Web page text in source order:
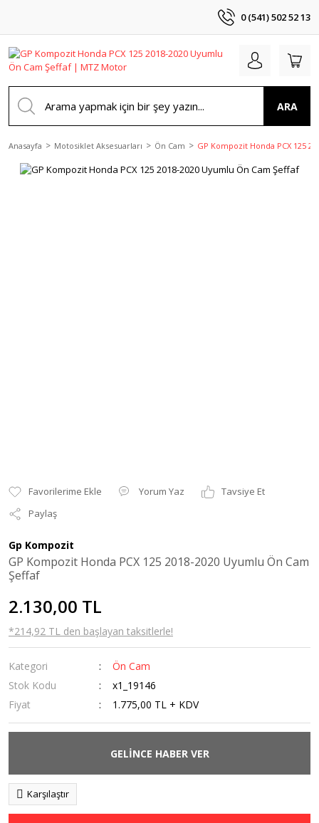
0 (541) 502 52 13
ARA
Anasayfa Motosiklet Aksesuarları Ön Cam GP Kompozit Honda PCX 125
Yorum Yaz
Tavsiye Et
Paylaş
Gp Kompozit
GP Kompozit Honda PCX 125 2018-2020 Uyumlu Ön Cam
Şeffaf
2.130,00 TL
*214,92 TL den başlayan taksitlerle!
Kategori
Ön Cam
Stok Kodu
x1_19146
Fiyat
1.775,00 TL + KDV
GELİNCE HABER VER
Karşılaştır